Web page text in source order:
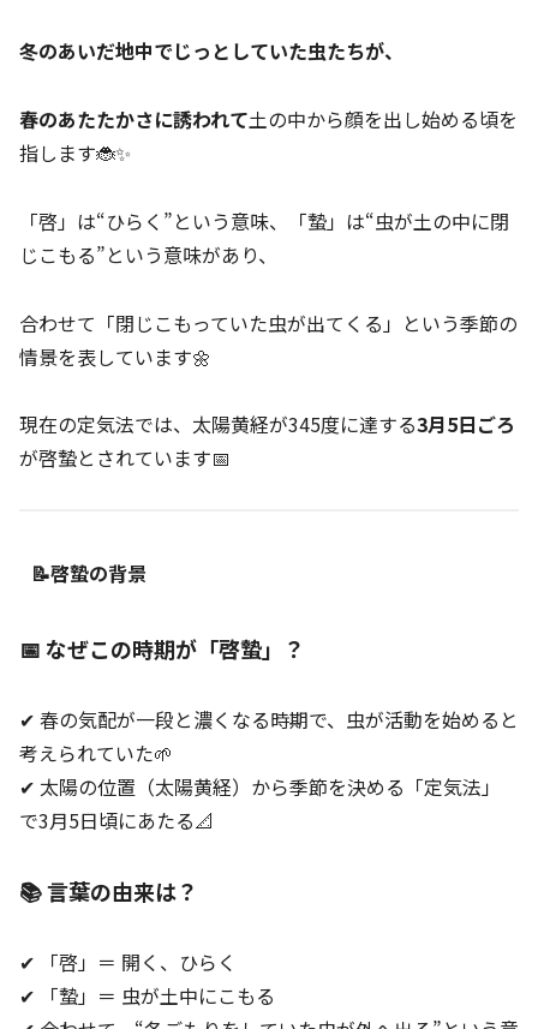
冬のあいだ地中でじっとしていた虫たちが、
春のあたたかさに誘われて土の中から顔を出し始める頃を
指します🐞✨
「啓」は“ひらく”という意味、「蟄」は“虫が土の中に閉
じこもる”という意味があり、
合わせて「閉じこもっていた虫が出てくる」という季節の
情景を表しています🌼
現在の定気法では、太陽黄経が345度に達する3月5日ごろ
が啓蟄とされています📅
📝啓蟄の背景
📅 なぜこの時期が「啓蟄」？
✔ 春の気配が一段と濃くなる時期で、虫が活動を始めると
考えられていた🌱
✔ 太陽の位置（太陽黄経）から季節を決める「定気法」
で3月5日頃にあたる📐
📚 言葉の由来は？
✔ 「啓」＝ 開く、ひらく
✔ 「蟄」＝ 虫が土中にこもる